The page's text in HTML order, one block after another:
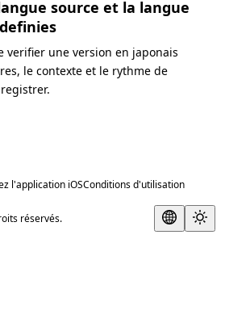
source et la langue
verifier une version en japonais
le contexte et le rythme de
l'application iOSConditions d'utilisation
réservés.